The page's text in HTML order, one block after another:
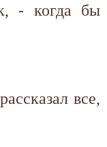
- когда бы
все,